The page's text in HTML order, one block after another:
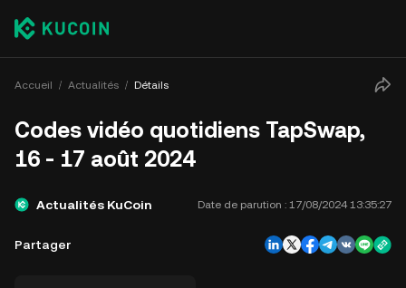
Accueil Actualités Détails
Codes vidéo quotidiens TapSwap,
16 - 17 août 2024
Actualités KuCoin Date de parution : 17/08/2024 13:35:27
Partager